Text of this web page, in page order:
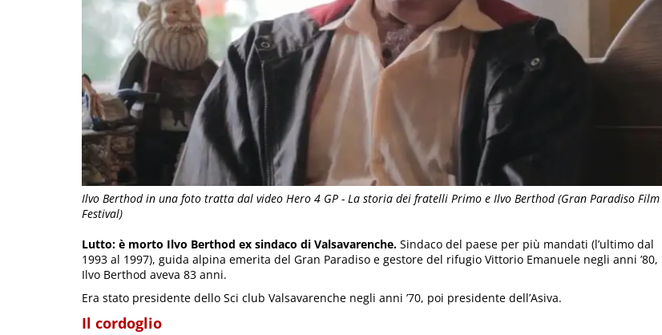
Ilvo Berthod in una foto tratta dal video Hero 4 GP - La storia dei fratelli Primo e Ilvo Berthod (Gran Paradiso Film
Festival)
Lutto: è morto Ilvo Berthod ex sindaco di Valsavarenche. Sindaco del paese per più mandati (l’ultimo dal
1993 al 1997), guida alpina emerita del Gran Paradiso e gestore del rifugio Vittorio Emanuele negli anni ’80,
Ilvo Berthod aveva 83 anni.
Era stato presidente dello Sci club Valsavarenche negli anni ’70, poi presidente dell’Asiva.
Il cordoglio